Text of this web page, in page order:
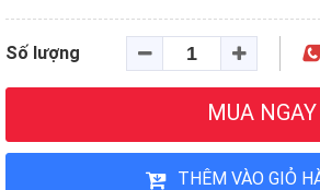
Số lượng
MUA NGAY
THÊM VÀO GIỎ